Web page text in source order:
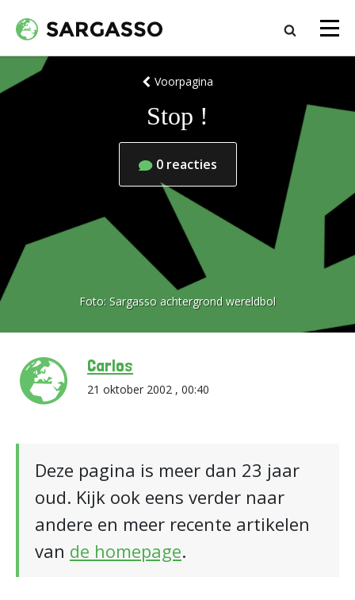
Voorpagina
Stop !
0 reacties
Foto: Sargasso achtergrond wereldbol
Carlos
21 oktober 2002 , 00:40
Deze pagina is meer dan 23 jaar
oud. Kijk ook eens verder naar
andere en meer recente artikelen
van de homepage.